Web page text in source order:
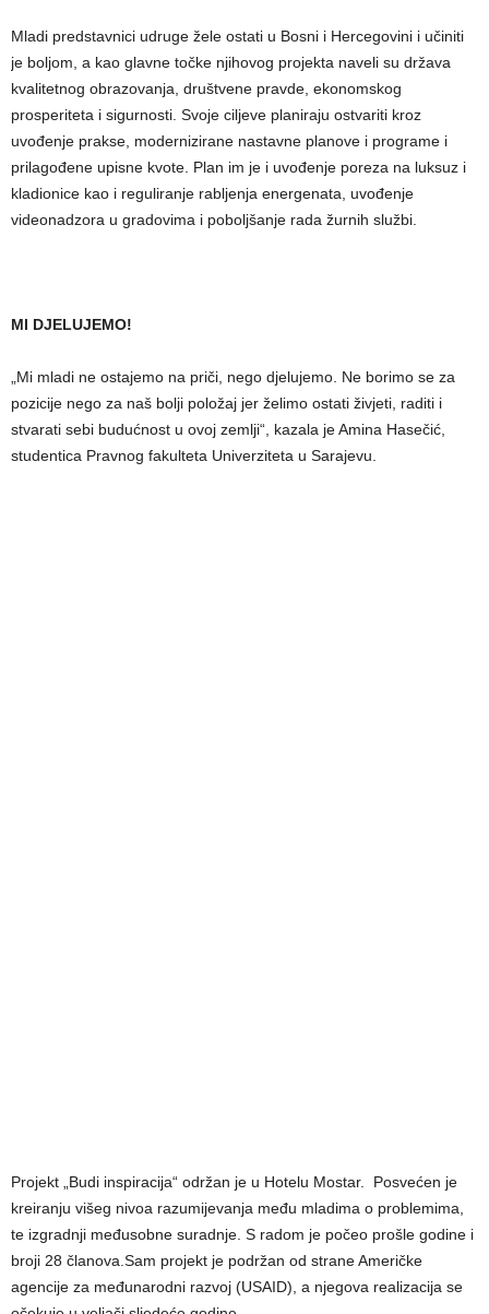
Mladi predstavnici udruge žele ostati u Bosni i Hercegovini i učiniti
je boljom, a kao glavne točke njihovog projekta naveli su država
kvalitetnog obrazovanja, društvene pravde, ekonomskog
prosperiteta i sigurnosti. Svoje ciljeve planiraju ostvariti kroz
uvođenje prakse, modernizirane nastavne planove i programe i
prilagođene upisne kvote. Plan im je i uvođenje poreza na luksuz i
kladionice kao i reguliranje rabljenja energenata, uvođenje
videonadzora u gradovima i poboljšanje rada žurnih službi.
MI DJELUJEMO!
„Mi mladi ne ostajemo na priči, nego djelujemo. Ne borimo se za
pozicije nego za naš bolji položaj jer želimo ostati živjeti, raditi i
stvarati sebi budućnost u ovoj zemlji“, kazala je Amina Hasečić,
studentica Pravnog fakulteta Univerziteta u Sarajevu.
Projekt „Budi inspiracija“ održan je u Hotelu Mostar. Posvećen je
kreiranju višeg nivoa razumijevanja među mladima o problemima,
te izgradnji međusobne suradnje. S radom je počeo prošle godine i
broji 28 članova.Sam projekt je podržan od strane Američke
agencije za međunarodni razvoj (USAID), a njegova realizacija se